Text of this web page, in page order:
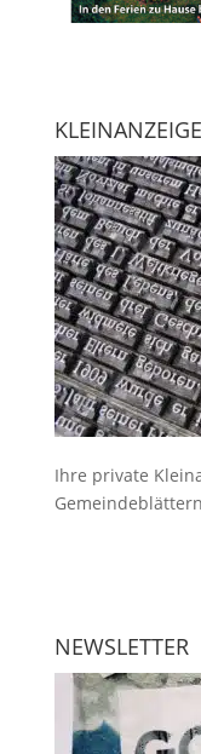
Ihre private
NEWSLETTER